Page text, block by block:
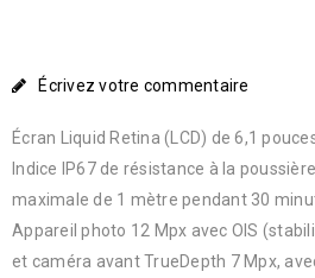
Écrivez votre commentaire
Écran Liquid Retina (LCD) de 6,1
Indice IP67 de résistance à la
maximale de 1 mètre pendant 30
Appareil photo 12 Mpx avec OIS
et caméra avant TrueDepth 7 Mpx,